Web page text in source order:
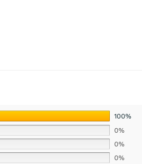
100%
0%
0%
0%